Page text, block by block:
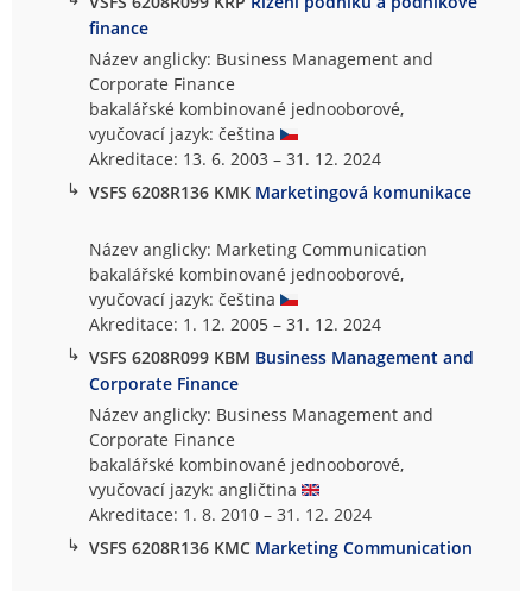
finance
Název anglicky: Business Management and
Corporate Finance
bakalářské kombinované jednooborové,
vyučovací jazyk: čeština
Akreditace: 13. 6. 2003 – 31. 12. 2024
↳ VSFS 6208R136 KMK Marketingová komunikace
Název anglicky: Marketing Communication
bakalářské kombinované jednooborové,
vyučovací jazyk: čeština
Akreditace: 1. 12. 2005 – 31. 12. 2024
↳ VSFS 6208R099 KBM Business Management and
Corporate Finance
Název anglicky: Business Management and
Corporate Finance
bakalářské kombinované jednooborové,
vyučovací jazyk: angličtina
Akreditace: 1. 8. 2010 – 31. 12. 2024
↳ VSFS 6208R136 KMC Marketing Communication